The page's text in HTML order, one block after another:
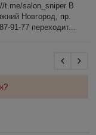
t.me/salon_sniper В
Новгород, пр.
91-77 переходит...